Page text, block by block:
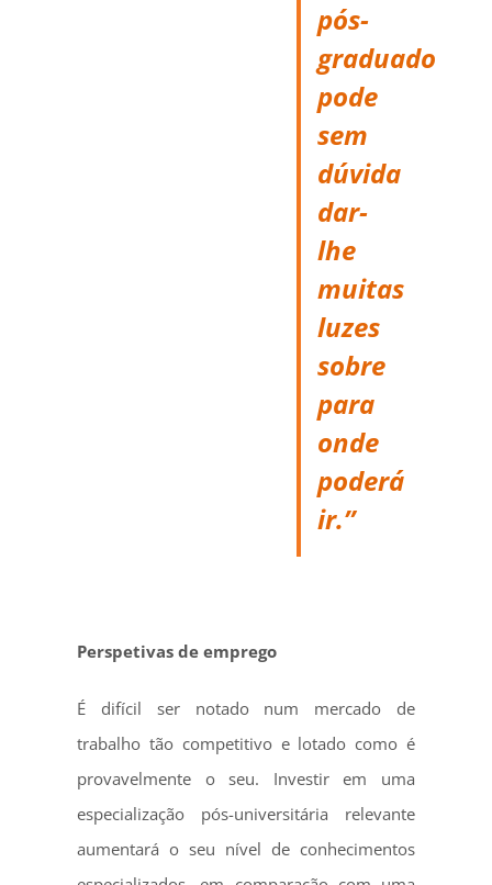
pós-
graduado
pode
sem
dúvida
dar-
lhe
muitas
luzes
sobre
para
onde
poderá
ir.”
Perspetivas de emprego
É difícil ser notado num mercado de
trabalho tão competitivo e lotado como é
provavelmente o seu. Investir em uma
especialização pós-universitária relevante
aumentará o seu nível de conhecimentos